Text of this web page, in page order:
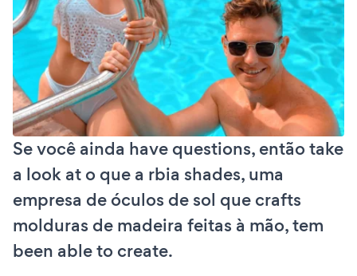
Se você ainda have questions, então take
a look at o que a rbia shades, uma
empresa de óculos de sol que crafts
molduras de madeira feitas à mão, tem
been able to create.